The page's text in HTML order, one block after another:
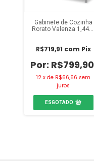
Gabinete de Cozinha
Rorato Valenza 1,44m
R$799,90
R$719,91 com Pix
12 x de R$66,66 sem
juros
ESGOTADO